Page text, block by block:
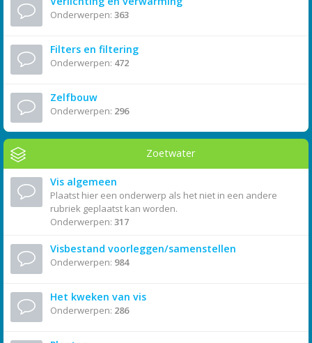
Onderwerpen: 363
Filters en filtering
Onderwerpen: 472
Zelfbouw
Onderwerpen: 296
Zoetwater
Vis algemeen
Plaatst hier een onderwerp als het niet in een andere
rubriek geplaatst kan worden.
Onderwerpen: 317
Visbestand voorleggen/samenstellen
Onderwerpen: 984
Het kweken van vis
Onderwerpen: 286